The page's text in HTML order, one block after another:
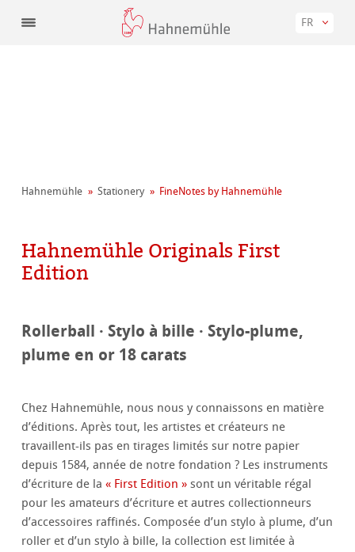
FR
Hahnemühle Stationery FineNotes by Hahnemühle
Hahnemühle Originals First
Edition
Rollerball · Stylo à bille · Stylo-plume,
plume en or 18 carats
Chez Hahnemühle, nous nous y connaissons en matière
d’éditions. Après tout, les artistes et créateurs ne
travaillent-ils pas en tirages limités sur notre papier
depuis 1584, année de notre fondation ? Les instruments
d’écriture de la« First Edition » sont un véritable régal
pour les amateurs d’écriture et autres collectionneurs
d’accessoires raffinés. Composée d’un stylo à plume, d’un
roller et d’un stylo à bille, la collection est limitée à